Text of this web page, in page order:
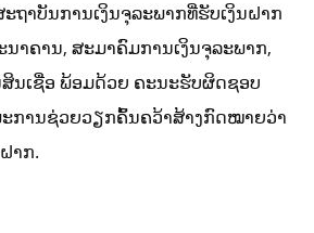
ຖາບັນການເງິນຈຸລະພາກທີ່ຮັບເງິນຝາກ
າຄານ, ສະມາຄົມການເງິນຈຸລະພາກ,
ນເຊື່ອ ພ້ອມດ້ວຍ ຄະນະຮັບຜິດຊອບ
ການຊ່ວຍວຽກຄົ້ນຄວ້າສ້າງກົດໝາຍວ່າ
າກ.